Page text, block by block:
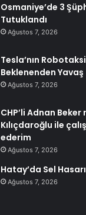
Osmaniye’de 3
Tutuklandı
Ağustos 7, 2026
Tesla’nın Robotaksi
Beklenenden Yavaş
Ağustos 7, 2026
CHP’li Adnan
Kılıçdaroğlu ile
ederim
Ağustos 7, 2026
Hatay’da Sel
Ağustos 7, 2026